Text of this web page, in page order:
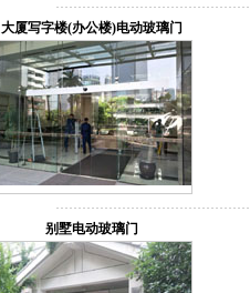
大厦写字楼(办公楼)电动玻璃门
别墅电动玻璃门